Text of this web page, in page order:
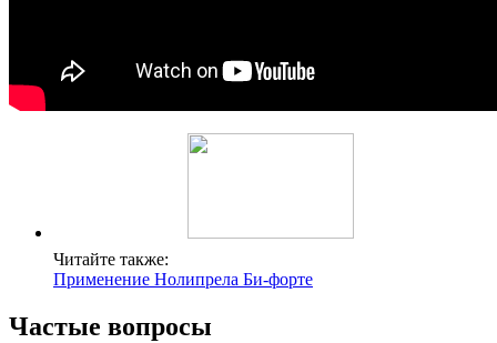
Читайте также:
Применение Нолипрела Би-форте
Частые вопросы